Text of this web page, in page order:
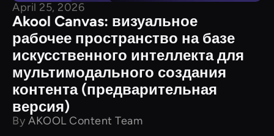
April 25, 2026
Akool Canvas: визуальное
рабочее пространство на базе
искусственного интеллекта для
мультимодального создания
контента (предварительная
версия)
By AKOOL Content Team